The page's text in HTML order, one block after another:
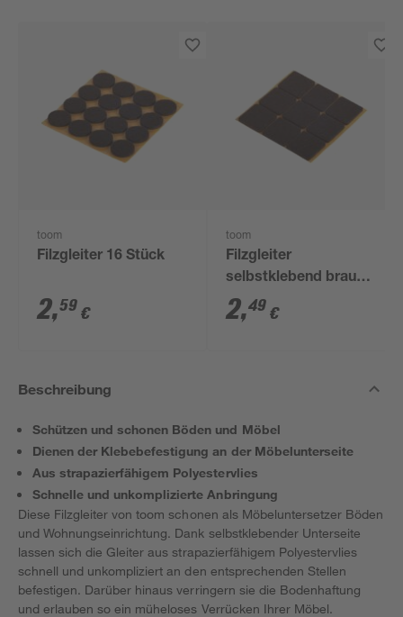
toom
Filzgleiter 16 Stück
2,59 €
toom
Filzgleiter
selbstklebend braun
25 x 25 mm 9 Stück
2,49 €
Beschreibung
Schützen und schonen Böden und Möbel
Dienen der Klebebefestigung an der Möbelunterseite
Aus strapazierfähigem Polyestervlies
Schnelle und unkomplizierte Anbringung
Diese Filzgleiter von toom schonen als Möbeluntersetzer Böden
und Wohnungseinrichtung. Dank selbstklebender Unterseite
lassen sich die Gleiter aus strapazierfähigem Polyestervlies
schnell und unkompliziert an den entsprechenden Stellen
befestigen. Darüber hinaus verringern sie die Bodenhaftung
und erlauben so ein müheloses Verrücken Ihrer Möbel.